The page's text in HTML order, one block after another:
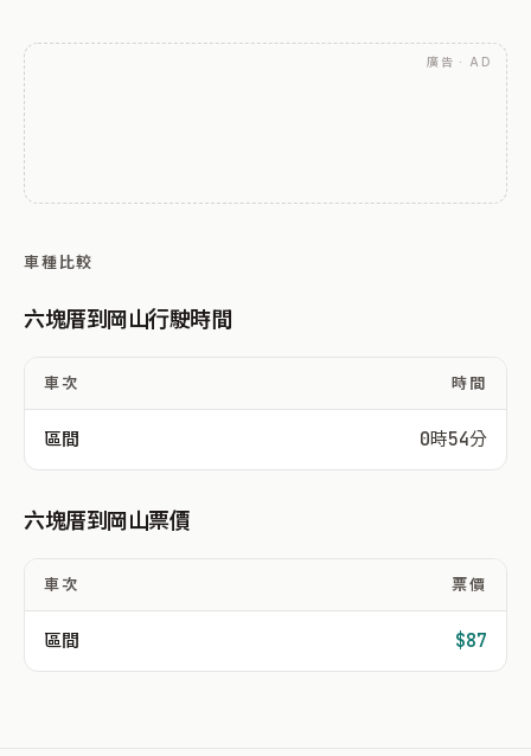
廣告 · AD
車種比較
六塊厝到岡山行駛時間
車次 時間
區間 0時54分
六塊厝到岡山票價
車次 票價
區間 $87